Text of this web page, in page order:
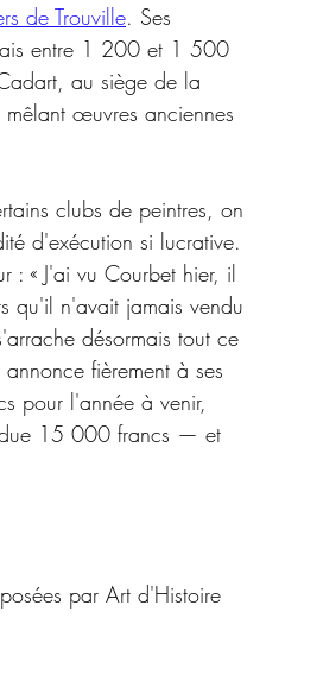
de Trouville. Ses
entre 1 200 et 1 500
au siège de la
œuvres anciennes
clubs de peintres, on
d'exécution si lucrative.
: « J'ai vu Courbet hier, il
qu'il n'avait jamais vendu
désormais tout ce
fièrement à ses
pour l'année à venir,
15 000 francs — et
par Art d'Histoire